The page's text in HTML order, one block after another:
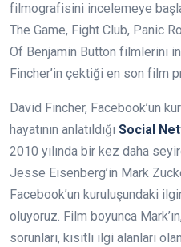
filmografisini incelemeye
The Game, Fight Club, Panic
Of Benjamin Button filmlerini
Fincher’in çektiği en son film
David Fincher, Facebook’un
hayatının anlatıldığı Social
2010 yılında bir kez daha
Jesse Eisenberg’in Mark
Facebook’un kuruluşundaki
oluyoruz. Film boyunca
sorunları, kısıtlı ilgi alanları